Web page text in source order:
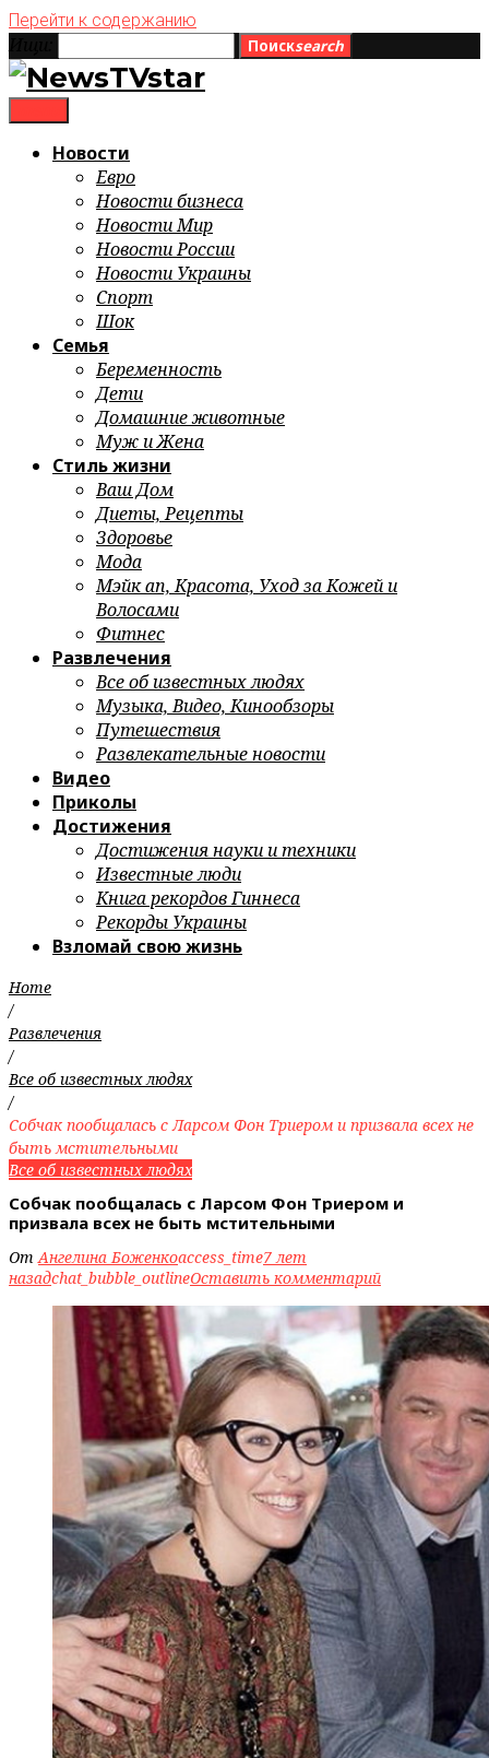
Перейти к содержанию
Поискsearch
Новости
Евро
Новости бизнеса
Новости Мир
Новости России
Новости Украины
Спорт
Шок
Семья
Беременность
Дети
Домашние животные
Муж и Жена
Стиль жизни
Ваш Дом
Диеты, Рецепты
Здоровье
Мода
Мэйк ап, Красота, Уход за Кожей и
Волосами
Фитнес
Развлечения
Все об известных людях
Музыка, Видео, Кинообзоры
Путешествия
Развлекательные новости
Видео
Приколы
Достижения
Достижения науки и техники
Известные люди
Книга рекордов Гиннеса
Рекорды Украины
Взломай свою жизнь
Home
/
Развлечения
/
Все об известных людях
/
Собчак пообщалась с Ларсом Фон Триером и призвала всех не
быть мстительными
Все об известных людях
Собчак пообщалась с Ларсом Фон Триером и
призвала всех не быть мстительными
ОтАнгелина Боженкоaccess_time7 лет
назадchat_bubble_outlineОставить комментарий